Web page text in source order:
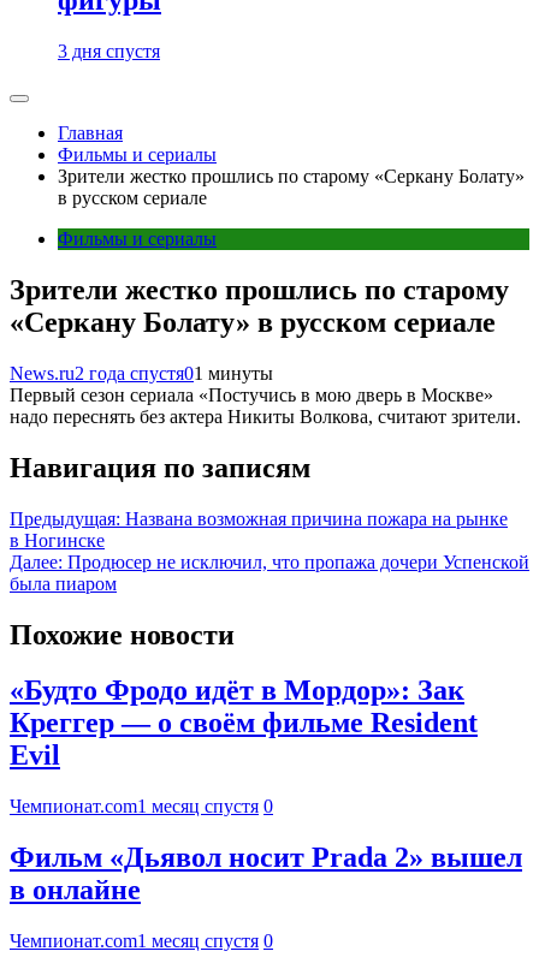
3 дня спустя
Главная
Фильмы и сериалы
Зрители жестко прошлись по старому «Серкану Болату»
в русском сериале
Фильмы и сериалы
Зрители жестко прошлись по старому
«Серкану Болату» в русском сериале
News.ru2 года спустя01 минуты
Первый сезон сериала «Постучись в мою дверь в Москве»
надо переснять без актера Никиты Волкова, считают зрители.
Навигация по записям
Предыдущая: Названа возможная причина пожара на рынке
в Ногинске
Далее: Продюсер не исключил, что пропажа дочери Успенской
была пиаром
Похожие новости
«Будто Фродо идёт в Мордор»: Зак
Креггер — о своём фильме Resident
Evil
Чемпионат.com1 месяц спустя 0
Фильм «Дьявол носит Prada 2» вышел
в онлайне
Чемпионат.com1 месяц спустя 0